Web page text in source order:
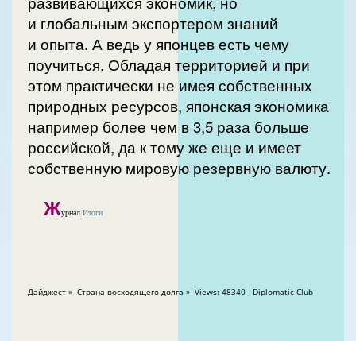
и глобальным экспортером знаний
и опыта. А ведь у японцев есть чему
поучиться. Обладая территорией и при
этом практически не имея собственных
природных ресурсов, японская экономика
например более чем в 3,5 раза больше
российской, да к тому же еще и имеет
собственную мировую резервную валюту.
Журнал Итоги
Дайджест » Страна восходящего долга » Views: 48340 Diplomatic Club